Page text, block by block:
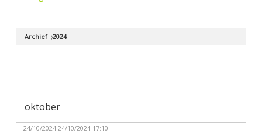
Archief 2024
oktober
24/10/2024 24/10/2024 17:10